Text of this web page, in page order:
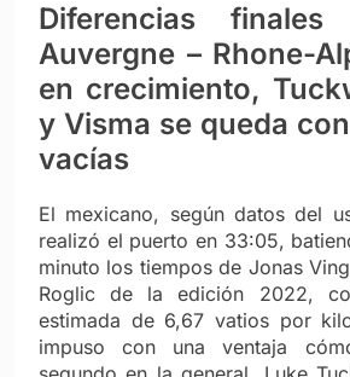
Diferencias
Auvergne – Rhone-
en crecimiento,
y Visma se queda
vacías
El mexicano, según datos del
realizó el puerto en 33:05,
minuto los tiempos de Jonas
Roglic de la edición 2022,
estimada de 6,67 vatios por
impuso con una ventaja